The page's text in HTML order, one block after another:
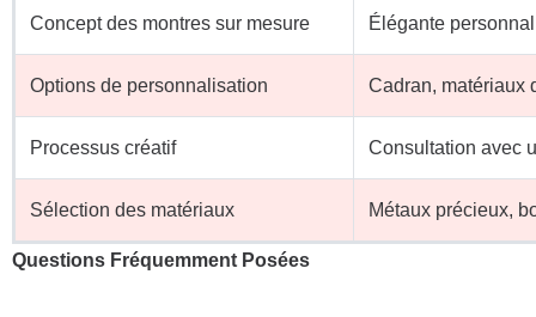
Concept des montres sur mesure Élégante
Options de personnalisation Cadran, matériaux
Processus créatif Consultation avec
Sélection des matériaux Métaux précieux,
Questions Fréquemment Posées